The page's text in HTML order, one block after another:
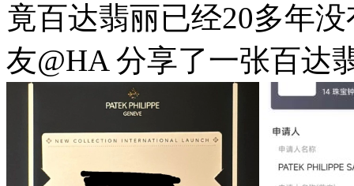
竟百达翡丽已经20多年
友@HA 分享了一张百达